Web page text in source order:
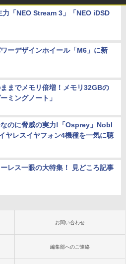
「NEO Stream 3」「NEO iDSD
ーデザインホイール「M6」に新
までメモリ倍増！メモリ32GBの
ミングノート」
のに脅威の実力!「Osprey」Nobl
ヤレスイヤフォン4機種を一気に聴
レス一眼の大特集！ 見どころ記事
お問い合わせ
編集部へのご連絡